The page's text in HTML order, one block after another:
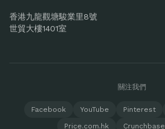
香港九龍觀塘駿業里8號
世貿大樓1401室
關注我們
Facebook YouTube Pinterest
Price.com.hk
Crunchbase